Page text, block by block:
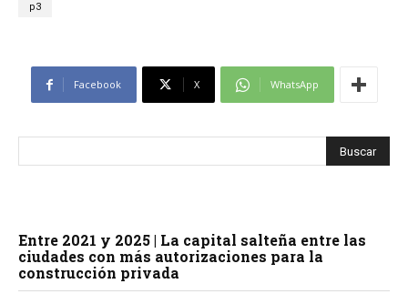
p3
Facebook X WhatsApp
Entre 2021 y 2025 | La capital salteña entre las
ciudades con más autorizaciones para la
construcción privada